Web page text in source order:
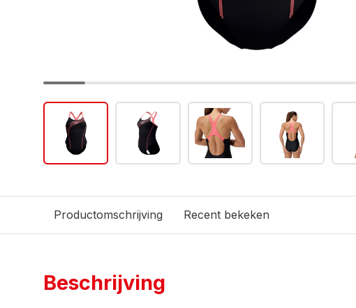
Productomschrijving Recent bekeken
Beschrijving